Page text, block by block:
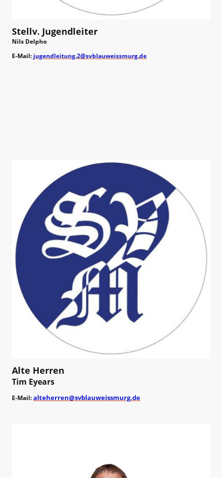
Stellv. Jugendleiter
Nils Delpho
E-Mail: jugendleitung.2@svblauweissmurg.de
Alte Herren
Tim Eyears
E-Mail:alteherren@svblauweissmurg.de